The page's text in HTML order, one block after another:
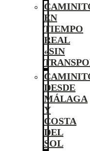
EN
TIEMPO
REAL
«SIN
DESDE
MÁLAGA
Y
COSTA
DEL
SOL